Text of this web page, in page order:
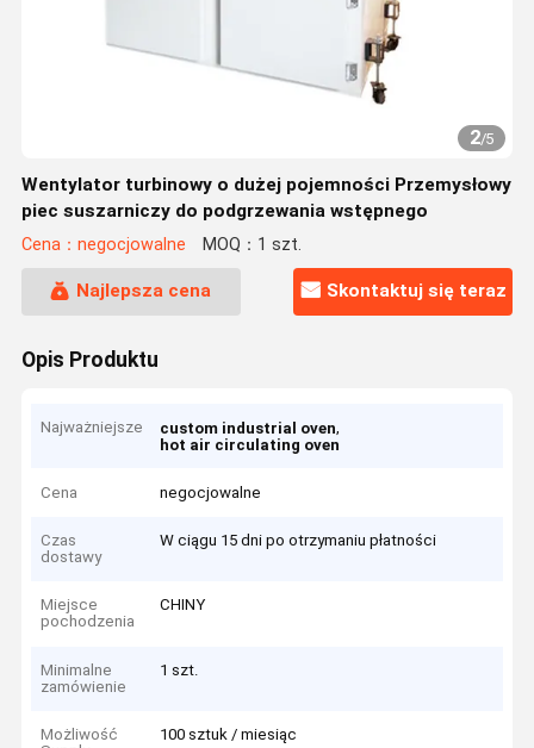
2/5
Wentylator turbinowy o dużej pojemności Przemysłowy
piec suszarniczy do podgrzewania wstępnego
Cena：negocjowalne MOQ：1 szt.
Najlepsza cena Skontaktuj się teraz
Opis Produktu
Najważniejsze custom industrial oven,
hot air circulating oven
Cena negocjowalne
Czas
dostawy
W ciągu 15 dni po otrzymaniu płatności
Miejsce
pochodzenia
CHINY
Minimalne
zamówienie
1 szt.
Możliwość
100 sztuk / miesiąc